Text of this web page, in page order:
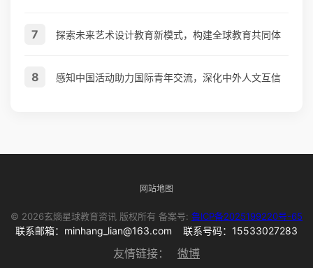
7 探索未来艺术设计教育新模式，构建全球教育共同体
8 感知中国活动助力国际青年交流，深化中外人文互信
网站地图
© 2026玄熵星球教育资讯 版权所有 备案号: 鲁ICP备2025199220号-65
联系邮箱：minhang_lian@163.com 联系号码：15533027283
友情链接： 微博